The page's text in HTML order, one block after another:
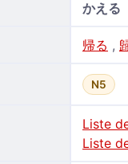
かえる
帰る ,
N5
Liste
Liste